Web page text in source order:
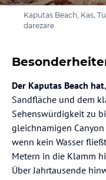
Kaputas Beach, Kas,
darezare
Der Kaputas Beach hat
Sandfläche und dem
Sehenswürdigkeit zu
gleichnamigen
wenn kein Wasser
Metern in die Klamm
Über Jahrtausende